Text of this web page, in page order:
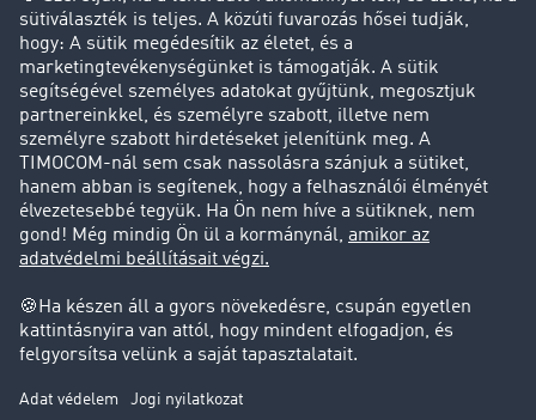
Cég
Sikertörténetek
Ügyfél hoz ügyfelet
Jogi információk
Impresszum
Adatvédelem
süti-beállítások